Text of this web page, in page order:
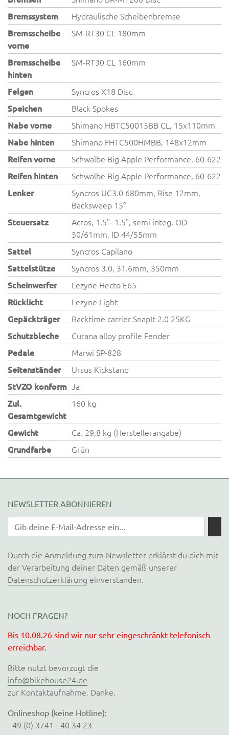
Bremssystem
Hydraulische Scheibenbremse
Bremsscheibe
vorne
SM-RT30 CL 180mm
Bremsscheibe
hinten
SM-RT30 CL 160mm
Felgen
Syncros X18 Disc
Speichen
Black Spokes
Nabe vorne
Shimano HBTC50015BB CL, 15x110mm
Nabe hinten
Shimano FHTC500HMBB, 148x12mm
Reifen vorne
Schwalbe Big Apple Performance, 60-622
Reifen hinten
Schwalbe Big Apple Performance, 60-622
Lenker
Syncros UC3.0 680mm, Rise 12mm,
Backsweep 15°
Steuersatz
Acros, 1.5"- 1.5", semi integ. OD
50/61mm, ID 44/55mm
Sattel
Syncros Capilano
Sattelstütze
Syncros 3.0, 31.6mm, 350mm
Scheinwerfer
Lezyne Hecto E65
Rücklicht
Lezyne Light
Gepäckträger
Racktime carrier SnapIt 2.0 25KG
Schutzbleche
Curana alloy profile Fender
Pedale
Marwi SP-828
Seitenständer
Ursus Kickstand
StVZO konform Ja
Zul.
Gesamtgewicht
160 kg
Gewicht
Ca. 29,8 kg (Herstellerangabe)
Grundfarbe
Grün
NEWSLETTER ABONNIEREN
Durch die Anmeldung zum Newsletter erklärst du dich mit
der Verarbeitung deiner Daten gemäß unserer
Datenschutzerklärung einverstanden.
NOCH FRAGEN?
Bis 10.08.26 sind wir nur sehr eingeschränkt telefonisch
erreichbar.
Bitte nutzt bevorzugt die
info@bikehouse24.de
zur Kontaktaufnahme. Danke.
Onlineshop (keine Hotline):
+49 (0) 3741 - 40 34 23